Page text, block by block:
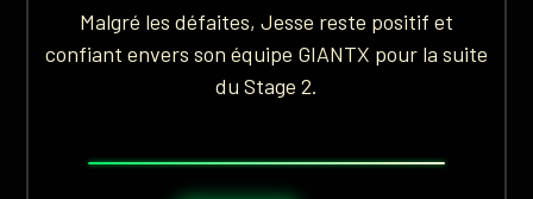
Malgré les défaites, Jesse reste positif et
confiant envers son équipe GIANTX pour la suite
du Stage 2.